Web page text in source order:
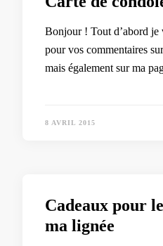
Bonjour ! Tout d’abord je
pour vos commentaires
mais également sur ma
8 AVRIL 2015
Cadeaux pour
ma lignée